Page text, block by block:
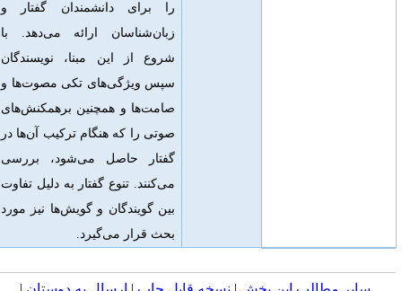
را برای دانشمندان گفتار و
زبان‌شناسان ارائه می‌دهد. با
شروع از این مبنا، نویسندگان
سپس ویژگی‌های تکی مصوت‌ها و
صامت‌ها و همچنین برهمکنش‌های
صوتی را که هنگام ترکیب آن‌ها در
گفتار حاصل می‌شود، بررسی
می‌کنند. تنوع گفتار به دلیل تفاوت
بین گویندگان و گویش‌ها نیز مورد
بحث قرار می‌گیرد.